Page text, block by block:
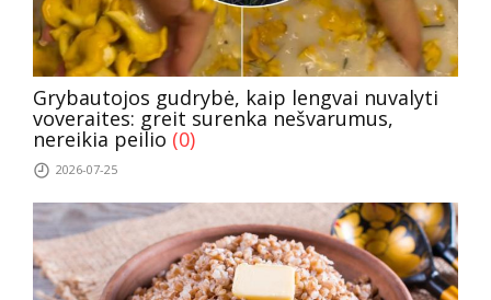
Grybautojos gudrybė, kaip lengvai nuvalyti
voveraites: greit surenka nešvarumus,
nereikia peilio (0)
2026-07-25